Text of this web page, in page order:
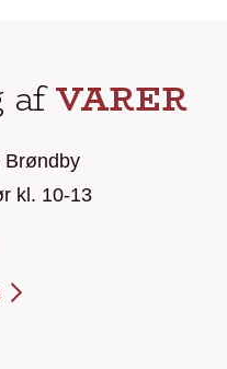
afVARER
Brøndby
kl. 10-13